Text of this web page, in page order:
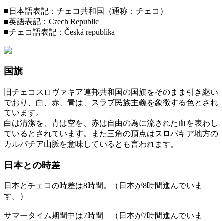
■日本語表記：チェコ共和国（通称：チェコ）
■英語表記：Czech Republic
■チェコ語表記：Česká republika
国旗
旧チェコスロヴァキア連邦共和国の国旗をそのまま引き継い
でおり、白、赤、青は、スラブ民族主義を象徴する色とされ
ています。
白は清潔を、青は空を、赤は自由の為に流された血を表わし
ているとされています。また三角の頂点はスロバキア地方の
カルパチア山脈を意味しているとも言われます。
日本との時差
日本とチェコの時差は8時間。（日本が8時間進んでいま
す。）
サマータイム期間中は7時間 （日本が7時間進んでいま